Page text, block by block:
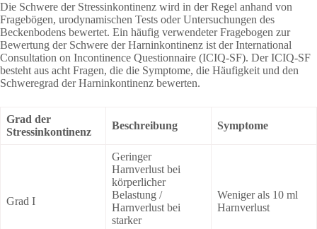
Die Schwere der Stressinkontinenz wird in der Regel anhand von
Fragebögen, urodynamischen Tests oder Untersuchungen des
Beckenbodens bewertet. Ein häufig verwendeter Fragebogen zur
Bewertung der Schwere der Harninkontinenz ist der International
Consultation on Incontinence Questionnaire (ICIQ-SF). Der ICIQ-SF
besteht aus acht Fragen, die die Symptome, die Häufigkeit und den
Schweregrad der Harninkontinenz bewerten.
Grad der
Stressinkontinenz
Beschreibung Symptome
Grad I
Geringer
Harnverlust bei
körperlicher
Belastung /
Harnverlust bei
starker
Weniger als 10 ml
Harnverlust